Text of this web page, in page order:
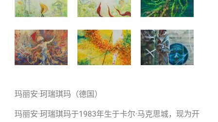
玛丽安·珂瑞琪玛（德国）
玛丽安·珂瑞琪玛于1983年生于卡尔·马克思城，现为开